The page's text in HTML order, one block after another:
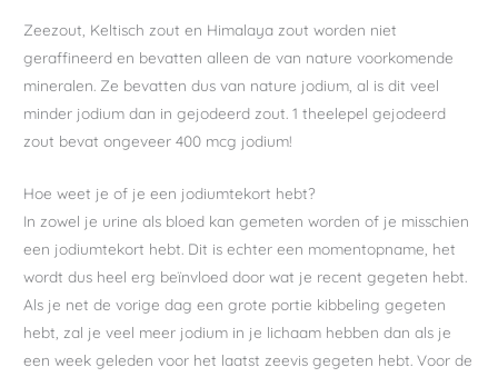
Zeezout, Keltisch zout en Himalaya zout worden niet
geraffineerd en bevatten alleen de van nature voorkomende
mineralen. Ze bevatten dus van nature jodium, al is dit veel
minder jodium dan in gejodeerd zout. 1 theelepel gejodeerd
zout bevat ongeveer 400 mcg jodium!
Hoe weet je of je een jodiumtekort hebt?
In zowel je urine als bloed kan gemeten worden of je misschien
een jodiumtekort hebt. Dit is echter een momentopname, het
wordt dus heel erg beïnvloed door wat je recent gegeten hebt.
Als je net de vorige dag een grote portie kibbeling gegeten
hebt, zal je veel meer jodium in je lichaam hebben dan als je
een week geleden voor het laatst zeevis gegeten hebt. Voor de